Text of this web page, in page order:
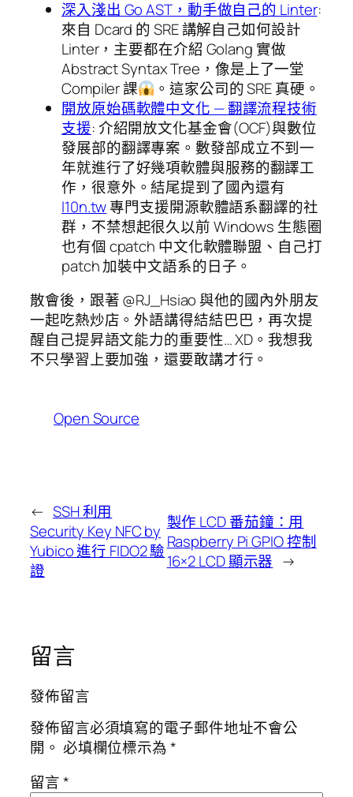
深入淺出 Go AST，動手做自己的 Linter:
來自 Dcard 的 SRE 講解自己如何設計
Linter，主要都在介紹 Golang 實做
Abstract Syntax Tree，像是上了一堂
Compiler 課
。這家公司的 SRE 真硬。
開放原始碼軟體中文化 — 翻譯流程技術
支援: 介紹開放文化基金會(OCF)與數位
發展部的翻譯專案。數發部成立不到一
年就進行了好幾項軟體與服務的翻譯工
作，很意外。結尾提到了國內還有
l10n.tw專門支援開源軟體語系翻譯的社
群，不禁想起很久以前 Windows 生態圈
也有個 cpatch 中文化軟體聯盟、自己打
patch 加裝中文語系的日子。
散會後，跟著 @RJ_Hsiao 與他的國內外朋友
一起吃熱炒店。外語講得結結巴巴，再次提
醒自己提昇語文能力的重要性… XD。我想我
不只學習上要加強，還要敢講才行。
Open Source
← SSH 利用
Security Key NFC by
Yubico 進行 FIDO2 驗
證
製作 LCD 番茄鐘：用
Raspberry Pi GPIO 控制
16×2 LCD 顯示器 →
留言
發佈留言
發佈留言必須填寫的電子郵件地址不會公
開。 必填欄位標示為*
留言*